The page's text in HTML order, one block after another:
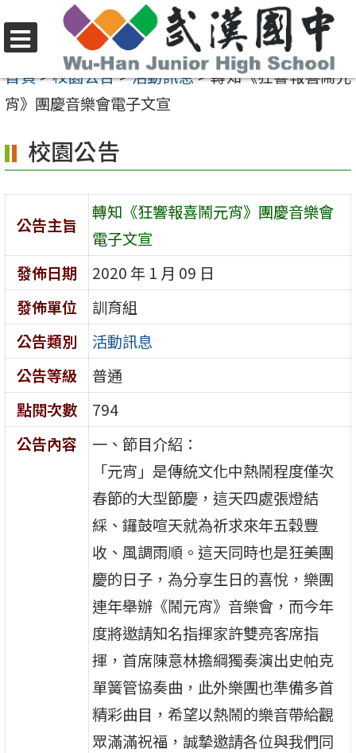
至
要
容
區
選
單
首頁>校園公告>活動訊息>轉知《狂響報喜鬧元
宵》團慶音樂會電子文宣
校園公告
公告主旨
轉知《狂響報喜鬧元宵》團慶音樂會
電子文宣
發佈日期
2020 年 1 月 09 日
發佈單位
訓育組
公告類別
活動訊息
公告等級
普通
點閱次數
794
公告內容
一、節目介紹：
「元宵」是傳統文化中熱鬧程度僅次
春節的大型節慶，這天四處張燈結
綵、鑼鼓喧天就為祈求來年五穀豐
收、風調雨順。這天同時也是狂美團
慶的日子，為分享生日的喜悅，樂團
連年舉辦《鬧元宵》音樂會，而今年
度將邀請知名指揮家許雙亮客席指
揮，首席陳意林擔綱獨奏演出史帕克
單簧管協奏曲，此外樂團也準備多首
精彩曲目，希望以熱鬧的樂音帶給觀
眾滿滿祝福，誠摯邀請各位與我們同